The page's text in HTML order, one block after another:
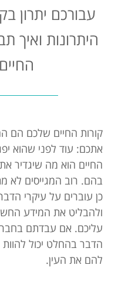
עבורכם יתרון
היתרונות ואיך
קורות החיים שלכם הם
אתכם: עוד לפני שהוא
החיים הוא מה שיגדיר
בהם. רוב המגייסים לא
כן עוברים על עיקרי
ולהבליט את המידע
עליכם. אם עבדתם
הדבר בהחלט יכול
להם את העין.